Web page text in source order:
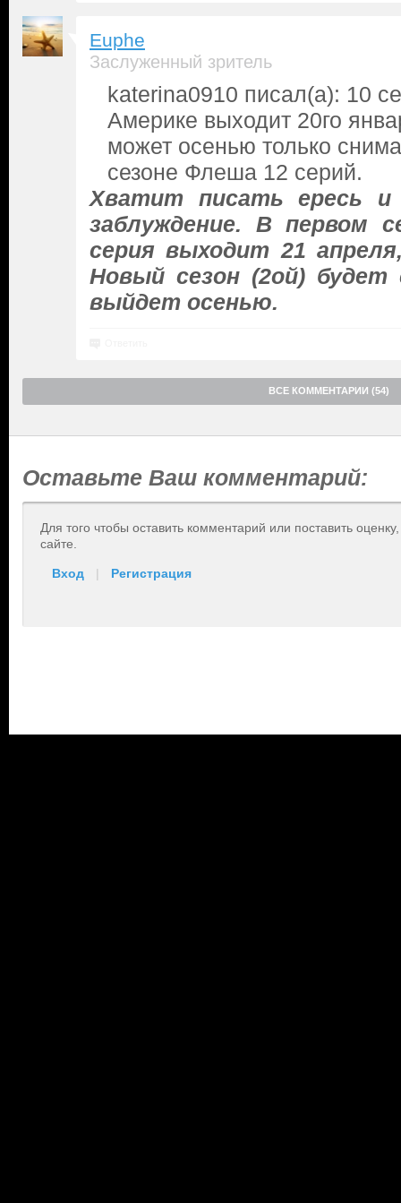
Euphe
Заслуженный зритель
katerina0910 писал(а): 10
Америке выходит 20го
может осенью только
сезоне Флеша 12 серий.
Хватит писать ересь
заблуждение. В первом
серия выходит 21
Новый сезон (2ой)
выйдет осенью.
ВСЕ КОММЕНТАРИИ (54)
Оставьте Ваш комментарий:
Для того чтобы оставить комментарий или поставить
сайте.
Вход | Регистрация